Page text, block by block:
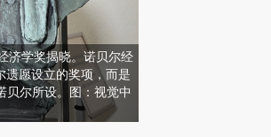
济学奖揭晓。诺贝尔经
遗愿设立的奖项，而是
尔所设。图：视觉中